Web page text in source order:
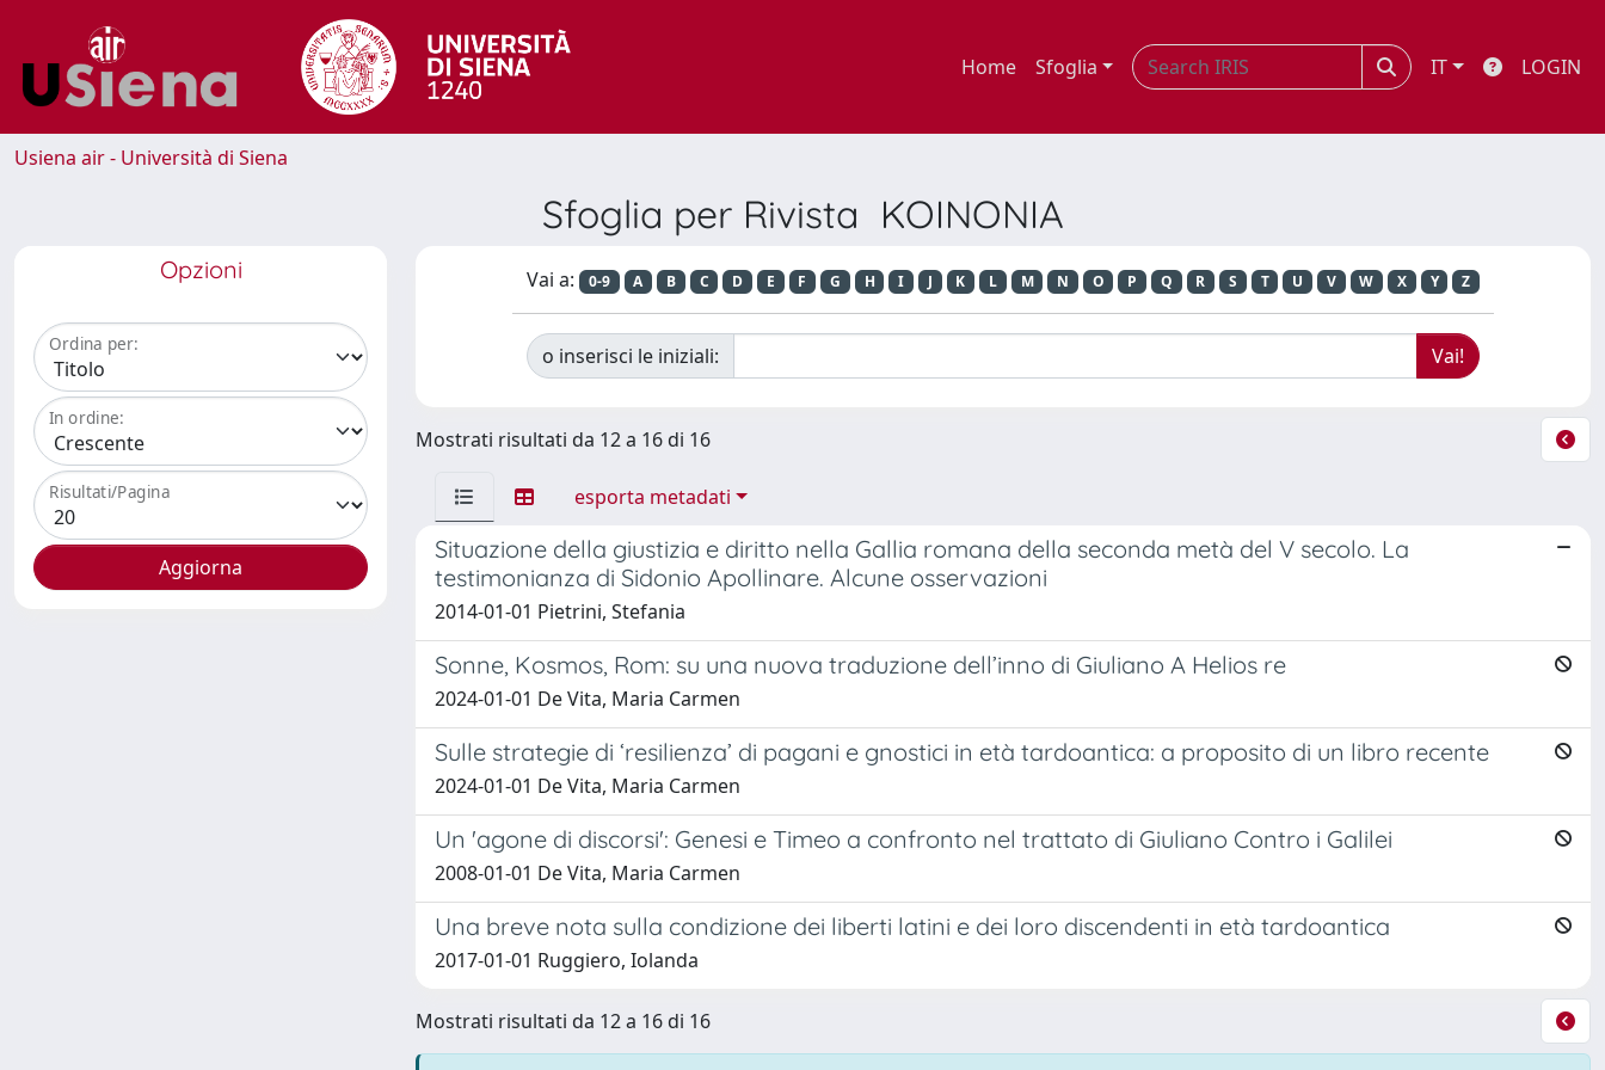
Home Sfoglia IT LOGIN
Usiena air - Università di Siena
Sfoglia per Rivista KOINONIA
Opzioni
Ordina per:
In ordine:
Risultati/Pagina
Vai a: 0-9 A B C D E F G H I J K L M N O P Q R S T U V W X Y Z
o inserisci le iniziali:
Mostrati risultati da 12 a 16 di 16
esporta metadati
Situazione della giustizia e diritto nella Gallia romana della seconda metà del V secolo. La
testimonianza di Sidonio Apollinare. Alcune osservazioni
2014-01-01 Pietrini, Stefania
Sonne, Kosmos, Rom: su una nuova traduzione dell’inno di Giuliano A Helios re
2024-01-01 De Vita, Maria Carmen
Sulle strategie di ‘resilienza’ di pagani e gnostici in età tardoantica: a proposito di un libro recente
2024-01-01 De Vita, Maria Carmen
Un 'agone di discorsi': Genesi e Timeo a confronto nel trattato di Giuliano Contro i Galilei
2008-01-01 De Vita, Maria Carmen
Una breve nota sulla condizione dei liberti latini e dei loro discendenti in età tardoantica
2017-01-01 Ruggiero, Iolanda
Mostrati risultati da 12 a 16 di 16